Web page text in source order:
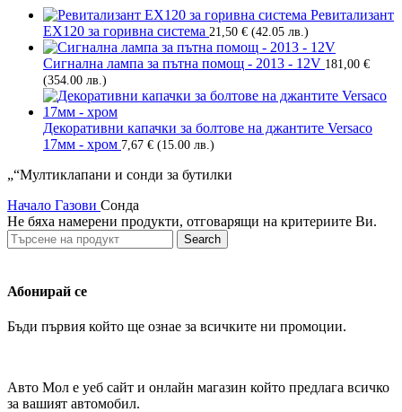
Ревитализант
EX120 за горивна система 21,50 € (42.05 лв.)
Сигнална лампа за пътна помощ - 2013 - 12V 181,00 €
(354.00 лв.)
Декоративни капачки за болтове на джантите Versaco
17мм - хром 7,67 € (15.00 лв.)
„“Мултиклапани и сонди за бутилки
Начало Газови Сонда
Не бяха намерени продукти, отговарящи на критериите Ви.
Search
Абонирай се
Бъди първия който ще ознае за всичките ни промоции.
Авто Мол е уеб сайт и онлайн магазин който предлага всичко
за вашият автомобил.